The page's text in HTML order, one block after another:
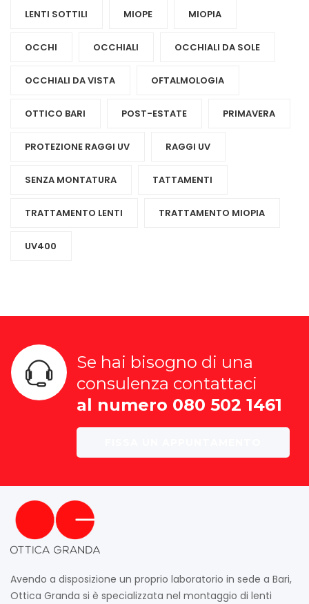
LENTI SOTTILI MIOPE MIOPIA
OCCHI OCCHIALI OCCHIALI DA SOLE
OCCHIALI DA VISTA OFTALMOLOGIA
OTTICO BARI POST-ESTATE PRIMAVERA
PROTEZIONE RAGGI UV RAGGI UV
SENZA MONTATURA TATTAMENTI
TRATTAMENTO LENTI TRATTAMENTO MIOPIA
UV400
Se hai bisogno di una
consulenza contattaci
al numero 080 502 1461
Avendo a disposizione un proprio laboratorio in sede a Bari,
Ottica Granda si è specializzata nel montaggio di lenti